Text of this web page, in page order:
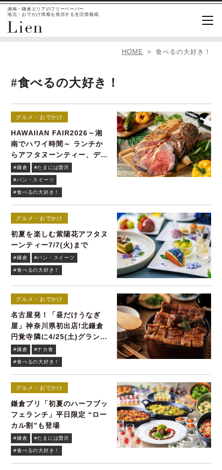
湘南・鎌倉エリアのフリーペーパー
地元・おでかけ情報を発信する生活情報紙
HOME 食べるの大好き！
#食べるの大好き！
グルメ・おでかけ
HAWAIIAN FAIR2026～湘
南でハワイ時間～ ランチか
らアフタヌーンティー、ディ
ナーまで！
#鎌倉 #たまには贅沢
#パン・スイーツ
#食べるの大好き！
グルメ・おでかけ
初夏を楽しむ紫陽花アフタヌ
ーンティー7/7(火)まで
#鎌倉 #パン・スイーツ
#食べるの大好き！
グルメ・おでかけ
名古屋発！「昼だけうなぎ
屋」神奈川県初出店!北鎌倉
円覚寺隣に4/25(土)グランド
オープン
#鎌倉 #ナカ食
#食べるの大好き！
グルメ・おでかけ
鎌倉プリ「初夏のハーフブッ
フェランチ」平日限定 “ロー
カル割”も登場
#鎌倉 #たまには贅沢
#食べるの大好き！